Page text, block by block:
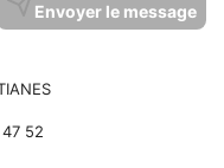
52
Envoyer le message